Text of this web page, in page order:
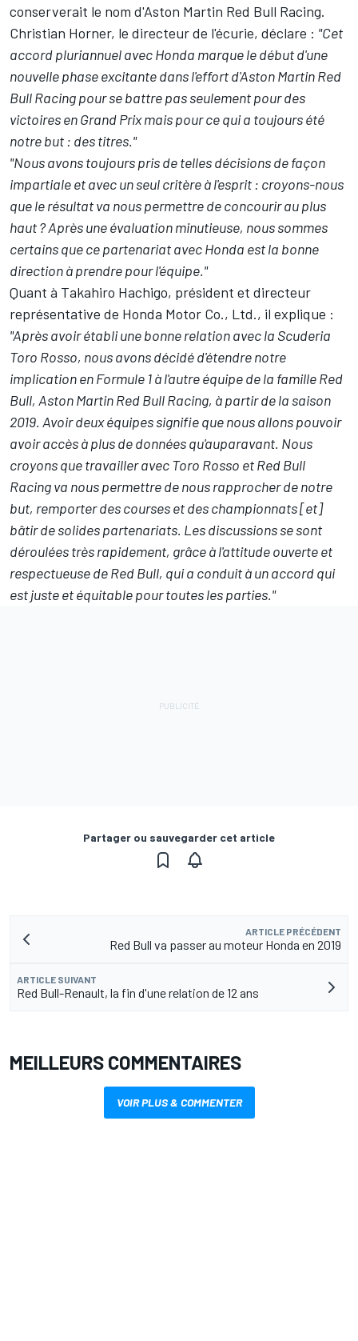
conserverait le nom d'Aston Martin Red Bull Racing.
Christian Horner, le directeur de l'écurie, déclare : "Cet
accord pluriannuel avec Honda marque le début d'une
nouvelle phase excitante dans l'effort d'Aston Martin Red
Bull Racing pour se battre pas seulement pour des
victoires en Grand Prix mais pour ce qui a toujours été
notre but : des titres."
"Nous avons toujours pris de telles décisions de façon
impartiale et avec un seul critère à l'esprit : croyons-nous
que le résultat va nous permettre de concourir au plus
haut ? Après une évaluation minutieuse, nous sommes
certains que ce partenariat avec Honda est la bonne
direction à prendre pour l'équipe."
Quant à Takahiro Hachigo, président et directeur
représentative de Honda Motor Co., Ltd., il explique :
"Après avoir établi une bonne relation avec la Scuderia
Toro Rosso, nous avons décidé d'étendre notre
implication en Formule 1 à l'autre équipe de la famille Red
Bull, Aston Martin Red Bull Racing, à partir de la saison
2019. Avoir deux équipes signifie que nous allons pouvoir
avoir accès à plus de données qu'auparavant. Nous
croyons que travailler avec Toro Rosso et Red Bull
Racing va nous permettre de nous rapprocher de notre
but, remporter des courses et des championnats [et]
bâtir de solides partenariats. Les discussions se sont
déroulées très rapidement, grâce à l'attitude ouverte et
respectueuse de Red Bull, qui a conduit à un accord qui
est juste et équitable pour toutes les parties."
Partager ou sauvegarder cet article
ARTICLE PRÉCÉDENT
Red Bull va passer au moteur Honda en 2019
ARTICLE SUIVANT
Red Bull-Renault, la fin d'une relation de 12 ans
MEILLEURS COMMENTAIRES
VOIR PLUS & COMMENTER